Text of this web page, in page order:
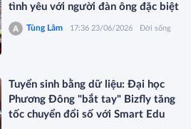
tình yêu với người đàn ông đặc biệt
Tùng Lâm 17:36 23/06/2026 Đời sống
Tuyển sinh bằng dữ liệu: Đại học
Phương Đông "bắt tay" Bizfly tăng
tốc chuyển đổi số với Smart Edu